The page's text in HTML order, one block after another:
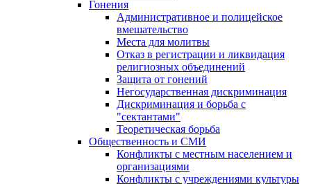
Гонения
Административное и полицейское
вмешательство
Места для молитвы
Отказ в регистрации и ликвидация
религиозных объединений
Защита от гонений
Негосударственная дискриминация
Дискриминация и борьба с
"сектантами"
Теоретическая борьба
Общественность и СМИ
Конфликты с местным населением и
организациями
Конфликты с учреждениями культуры